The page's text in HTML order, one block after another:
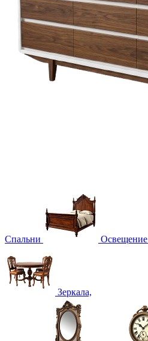
Спальни Освещение
Зеркала,